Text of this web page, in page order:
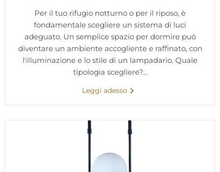
Per il tuo rifugio notturno o per il riposo, è
fondamentale scegliere un sistema di luci
adeguato. Un semplice spazio per dormire può
diventare un ambiente accogliente e raffinato, con
l'illuminazione e lo stile di un lampadario. Quale
tipologia scegliere?...
Leggi adesso